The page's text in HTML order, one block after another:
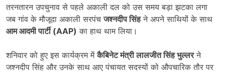
तरनतारन उपचुनाव से पहले अकाली दल को उस समय बड़ा झटका लगा
जब गांव के मौजूदा अकाली सरपंचजश्नदीप सिंहने अपने साथियों के साथ
आम आदमी पार्टी (AAP) का हाथ थाम लिया।
शनिवार को हुए इस कार्यक्रम मेंकैबिनेट मंत्री लालजीत सिंह भुल्लरने
जश्नदीप सिंह और उनके साथ आए पंचायत सदस्यों को औपचारिक तौर पर